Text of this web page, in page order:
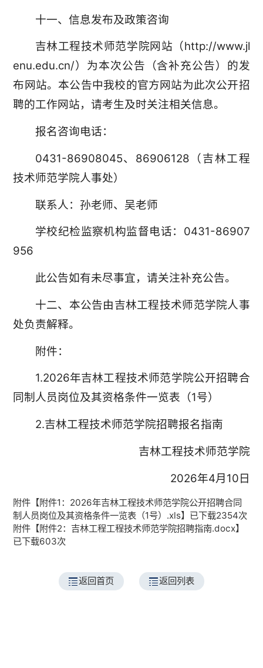
十一、信息发布及政策咨询
吉林工程技术师范学院网站（http://www.jl
enu.edu.cn/）为本次公告（含补充公告）的发
布网站。本公告中我校的官方网站为此次公开招
聘的工作网站，请考生及时关注相关信息。
报名咨询电话：
0431-86908045、86906128（吉林工程
技术师范学院人事处）
联系人：孙老师、吴老师
学校纪检监察机构监督电话：0431-86907
956
此公告如有未尽事宜，请关注补充公告。
十二、本公告由吉林工程技术师范学院人事
处负责解释。
附件：
1.2026年吉林工程技术师范学院公开招聘合
同制人员岗位及其资格条件一览表（1号）
2.吉林工程技术师范学院招聘报名指南
吉林工程技术师范学院
2026年4月10日
附件【附件1：2026年吉林工程技术师范学院公开招聘合同
制人员岗位及其资格条件一览表（1号）.xls】已下载2354次
附件【附件2：吉林工程工程技术师范学院招聘指南.docx】
已下载603次
返回首页 返回列表